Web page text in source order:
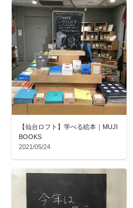
【仙台ロフト】学べる絵本｜MUJI
BOOKS
2021/05/24